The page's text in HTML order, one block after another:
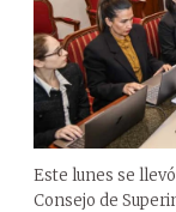
Este lunes se
Consejo de